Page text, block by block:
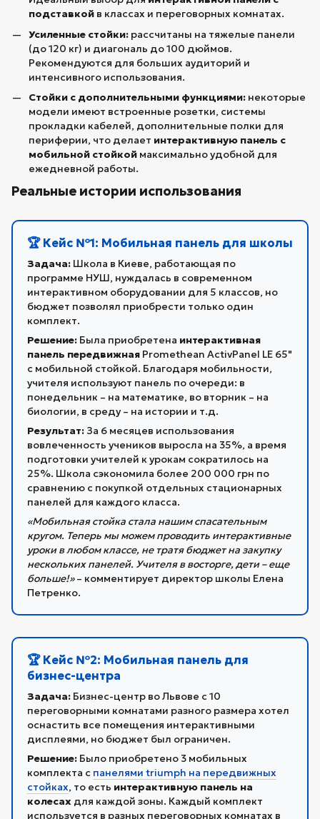
подставкой в классах и переговорных комнатах.
Усиленные стойки: рассчитаны на тяжелые панели
(до 120 кг) и диагональ до 100 дюймов.
Рекомендуются для больших аудиторий и
интенсивного использования.
Стойки с дополнительными функциями: некоторые
модели имеют встроенные розетки, системы
прокладки кабелей, дополнительные полки для
периферии, что делает интерактивную панель с
мобильной стойкой максимально удобной для
ежедневной работы.
Реальные истории использования
🏆 Кейс №1: Мобильная панель для школы
Задача: Школа в Киеве, работающая по
программе НУШ, нуждалась в современном
интерактивном оборудовании для 5 классов, но
бюджет позволял приобрести только один
комплект.
Решение: Была приобретена интерактивная
панель передвижная Promethean ActivPanel LE 65"
с мобильной стойкой. Благодаря мобильности,
учителя используют панель по очереди: в
понедельник – на математике, во вторник – на
биологии, в среду – на истории и т.д.
Результат: За 6 месяцев использования
вовлеченность учеников выросла на 35%, а время
подготовки учителей к урокам сократилось на
25%. Школа сэкономила более 200 000 грн по
сравнению с покупкой отдельных стационарных
панелей для каждого класса.
«Мобильная стойка стала нашим спасательным
кругом. Теперь мы можем проводить интерактивные
уроки в любом классе, не тратя бюджет на закупку
нескольких панелей. Учителя в восторге, дети – еще
больше!»– комментирует директор школы Елена
Петренко.
🏆 Кейс №2: Мобильная панель для
бизнес-центра
Задача: Бизнес-центр во Львове с 10
переговорными комнатами разного размера хотел
оснастить все помещения интерактивными
дисплеями, но бюджет был ограничен.
Решение: Было приобретено 3 мобильных
комплекта с панелями triumph на передвижных
стойках, то есть интерактивную панель на
колесах для каждой зоны. Каждый комплект
используется в разных переговорных комнатах в